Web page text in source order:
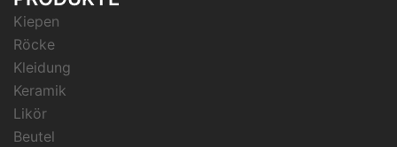
Kiepen
Röcke
Kleidung
Keramik
Likör
Beutel